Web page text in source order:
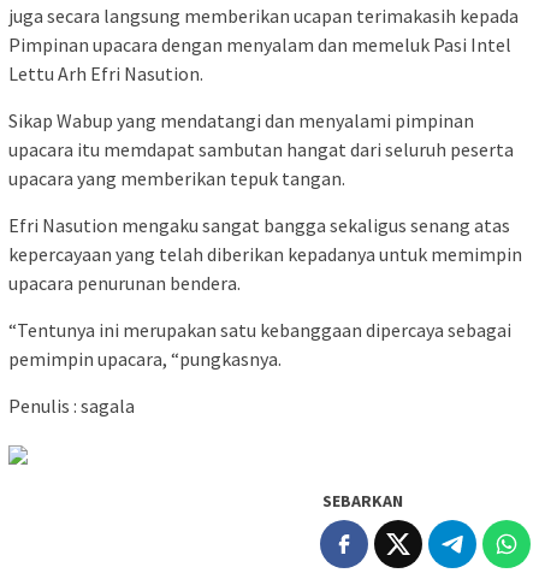
juga secara langsung memberikan ucapan terimakasih kepada
Pimpinan upacara dengan menyalam dan memeluk Pasi Intel
Lettu Arh Efri Nasution.
Sikap Wabup yang mendatangi dan menyalami pimpinan
upacara itu memdapat sambutan hangat dari seluruh peserta
upacara yang memberikan tepuk tangan.
Efri Nasution mengaku sangat bangga sekaligus senang atas
kepercayaan yang telah diberikan kepadanya untuk memimpin
upacara penurunan bendera.
“Tentunya ini merupakan satu kebanggaan dipercaya sebagai
pemimpin upacara, “pungkasnya.
Penulis : sagala
SEBARKAN